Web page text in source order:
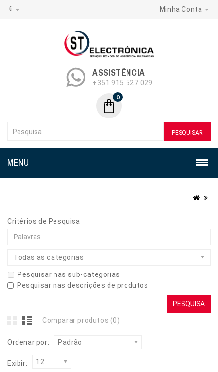
€ Minha Conta
ASSISTÊNCIA
+351 915 527 029
0
PESQUISAR
MENU
Critérios de Pesquisa
Todas as categorias
Pesquisar nas sub-categorias
Pesquisar nas descrições de produtos
Comparar produtos (0)
Ordenar por: Padrão
Exibir: 12